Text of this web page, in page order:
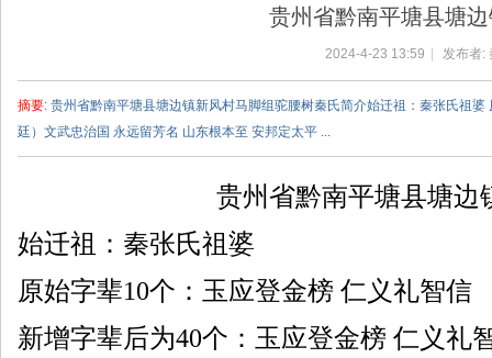
贵州省黔南平塘县塘
2024-4-23 13:59 发布者:
摘要: 贵州省黔南平塘县塘边镇新风村马脚组驼腰树秦氏简介始迁祖：秦张氏祖
廷）文武忠治国 永远留芳名 山东根本至 安邦定太平 ...
贵州省黔南平塘县塘边
始迁祖：秦张氏祖婆
原始字辈10个：玉应登金榜 仁义礼智信
新增字辈后为40个：玉应登金榜 仁义礼